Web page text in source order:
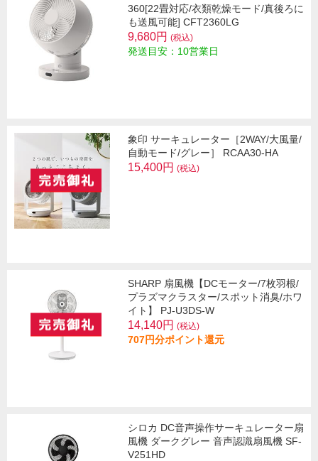
360[22畳対応/衣類乾燥モード/真後ろに
も送風可能] CFT2360LG
9,680円 (税込)
発送目安：10営業日
象印 サーキュレーター［2WAY/大風量/
自動モード/グレー］ RCAA30-HA
15,400円 (税込)
SHARP 扇風機【DCモーター/7枚羽根/
プラズマクラスター/スポット消臭/ホワ
イト】 PJ-U3DS-W
14,140円 (税込)
707円分ポイント還元
シロカ DC音声操作サーキュレーター扇
風機 ダークグレー 音声認識扇風機 SF-
V251HD